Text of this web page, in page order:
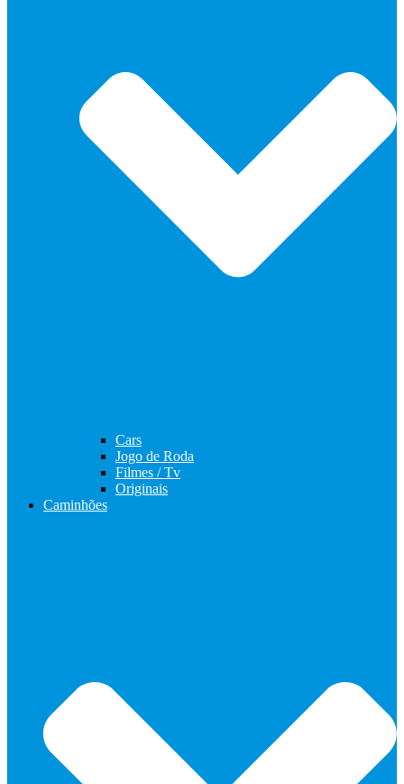
Cars
Jogo de Roda
Filmes / Tv
Originais
Caminhões